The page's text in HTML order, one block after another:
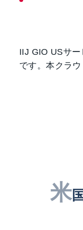
IIJ GIO USサ
です。本クラ
米